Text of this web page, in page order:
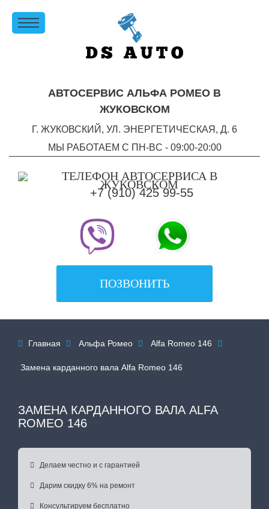
АВТОСЕРВИС АЛЬФА РОМЕО В
ЖУКОВСКОМ
Г. ЖУКОВСКИЙ, УЛ. ЭНЕРГЕТИЧЕСКАЯ, Д. 6
МЫ РАБОТАЕМ С ПН-ВC - 09:00-20:00
+7 (910) 425 99-55
ПОЗВОНИТЬ
 Главная  Альфа Ромео  Alfa Romeo 146 
Замена карданного вала Alfa Romeo 146
ЗАМЕНА КАРДАННОГО ВАЛА ALFA
ROMEO 146
 Делаем честно и с гарантией
 Дарим скидку 6% на ремонт
 Консультируем бесплатно